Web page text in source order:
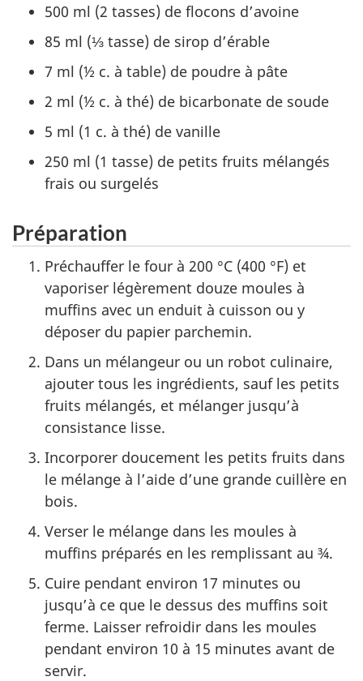
500 ml (2 tasses) de flocons d’avoine
85 ml (⅓ tasse) de sirop d’érable
7 ml (½ c. à table) de poudre à pâte
2 ml (½ c. à thé) de bicarbonate de soude
5 ml (1 c. à thé) de vanille
250 ml (1 tasse) de petits fruits mélangés
frais ou surgelés
Préparation
Préchauffer le four à 200 °C (400 °F) et
vaporiser légèrement douze moules à
muffins avec un enduit à cuisson ou y
déposer du papier parchemin.
Dans un mélangeur ou un robot culinaire,
ajouter tous les ingrédients, sauf les petits
fruits mélangés, et mélanger jusqu’à
consistance lisse.
Incorporer doucement les petits fruits dans
le mélange à l’aide d’une grande cuillère en
bois.
Verser le mélange dans les moules à
muffins préparés en les remplissant au ¾.
Cuire pendant environ 17 minutes ou
jusqu’à ce que le dessus des muffins soit
ferme. Laisser refroidir dans les moules
pendant environ 10 à 15 minutes avant de
servir.